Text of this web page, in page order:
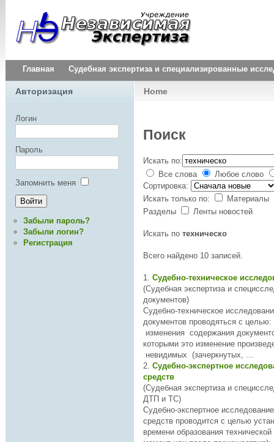
Главная Судебная экспертиза и специализированные
Home
Поиск
Искать по:
Все слова
Любое слово
Сортировка:
Искать только по:
Материалы
Разделы
Ленты новостей
Искать по техническо
Всего найдено 10 записей.
1. Судебно-техническое
(Судебная экспертиза и
документов)
Судебно-техническое
документов проводяться с целью: установления факта
изменения содержания
которыми это изменение произведено;
невидимых (зачеркнутых, ...
2. Судебно-экспертное
средств
(Судебная экспертиза и
ДТП и ТС)
Судебно-экспертное
средств проводится с целью
времени образования технической
Авторизация
Логин
Пароль
Запомнить меня
Забыли пароль?
Забыли логин?
Регистрация